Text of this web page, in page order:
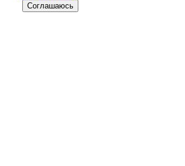
Соглашаюсь